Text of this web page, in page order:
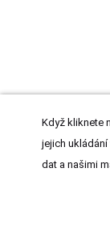
Když kliknete
jejich ukládání
dat a našimi